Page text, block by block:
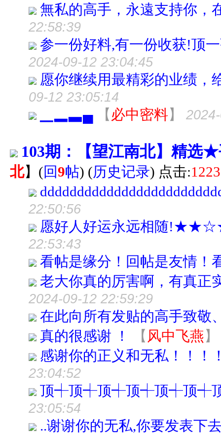
無私的高手，永遠支持你，
22:58:39
参一份好料,有一份收获!顶
2024-09-12 23:04:45
愿你继续用最精彩的业绩，
09-12 23:05:14
▁▂▃▄ 【 必中密料】
103期：【望江南北】精选
北】 (回9帖) (历史记录) 点击:
22:50:56
愿好人好运永远相随
22:53:43
看帖是缘分！回帖是友情！
老大你真的厉害啊，有真正
2024-09-12 22:59:29
在此向所有发贴的高手致敬
真的很感谢 ！
【 风中飞燕】
感谢你的正义和无私！！！
23:04:52
顶┽顶┽顶┽顶┽顶┽顶┽
23:05:54
..谢谢你的无私,你要发表下